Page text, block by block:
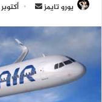
يورو تايمز
أرسل
إلكترونيا
أكتوبر 19, 2025